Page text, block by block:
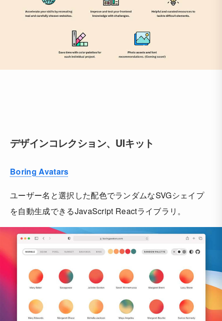
デザインコレクション、UIキット
Boring Avatars
ユーザー名と選択した配色でランダムなSVGシェイプ
を自動生成できるJavaScript Reactライブラリ。